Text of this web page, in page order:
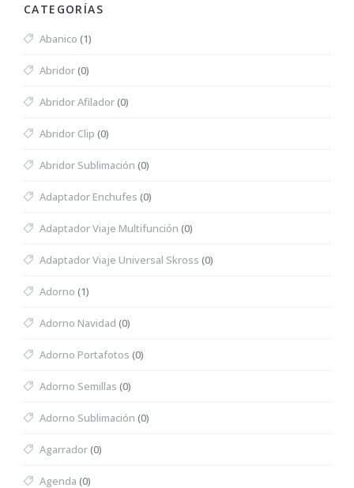
CATEGORÍAS
Abanico (1)
Abridor(0)
Abridor Afilador(0)
Abridor Clip (0)
Abridor Sublimación (0)
Adaptador Enchufes (0)
Adaptador Viaje Multifunción (0)
Adaptador Viaje Universal Skross (0)
Adorno (1)
Adorno Navidad (0)
Adorno Portafotos (0)
Adorno Semillas (0)
Adorno Sublimación (0)
Agarrador(0)
Agenda (0)